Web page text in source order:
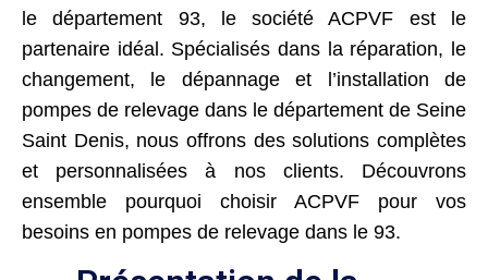
le département 93, le société ACPVF est le
partenaire idéal. Spécialisés dans la réparation, le
changement, le dépannage et l’installation de
pompes de relevage dans le département de Seine
Saint Denis, nous offrons des solutions complètes
et personnalisées à nos clients. Découvrons
ensemble pourquoi choisir ACPVF pour vos
besoins en pompes de relevage dans le 93.